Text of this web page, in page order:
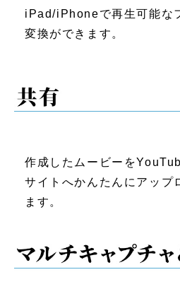
iPad/iPhoneで再生可能な
変換ができます。
作成したムービーを
サイトへかんたんにアップ
ます。